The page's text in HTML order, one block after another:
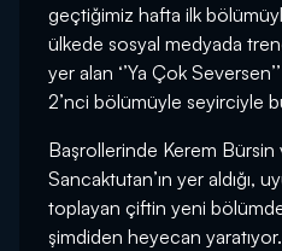
geçtiğimiz hafta ilk
ülkede sosyal medyada
yer alan ‘’Ya Çok
2’nci bölümüyle seyirciyle
Başrollerinde Kerem Bürsin
Sancaktutan’ın yer aldığı,
toplayan çiftin yeni
şimdiden heyecan